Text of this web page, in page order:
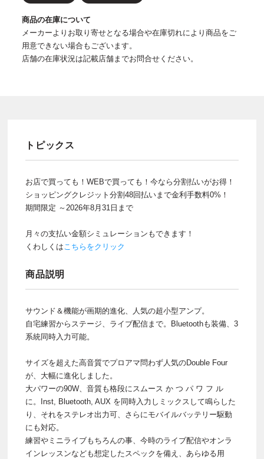
商品の在庫について
メーカーよりお取り寄せとなる場合や在庫切れにより商品をご
用意できない場合もございます。
店舗の在庫状況は記載店舗までお問合せください。
トピックス
お店で買っても！WEBで買っても！今なら分割払いがお得！
ショッピングクレジット分割48回払いまで金利手数料0%！
期間限定 ～2026年8月31日まで
月々の支払い金額シミュレーションもできます！
くわしくはこちらをクリック
商品説明
サウンド＆機能が画期的進化、人気の超小型アンプ。
自宅練習からステージ、ライブ配信まで。Bluetoothも装備、3
系統同時入力可能。
サイズを超えた高音質でプロアマ問わず人気のDouble Four
が、大幅に進化しました。
大パワーの90W、音質も格段にスムース か つ パ ワ フ ル
に。Inst, Bluetooth, AUX を同時入力しミックスして鳴らした
り、それをステレオ出力可、さらにモバイルバッテリー駆動
にも対応。
練習やミニライブもちろんの事、今時のライブ配信やオンラ
インレッスンなども想定したスペックを備え、あらゆる用